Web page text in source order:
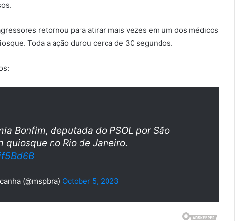
retornou para atirar mais vezes em um dos médicos
Toda a ação durou cerca de 30 segundos.
Bonfim, deputada do PSOL por São
quiosque no Rio de Janeiro.
(@mspbra) October 5, 2023